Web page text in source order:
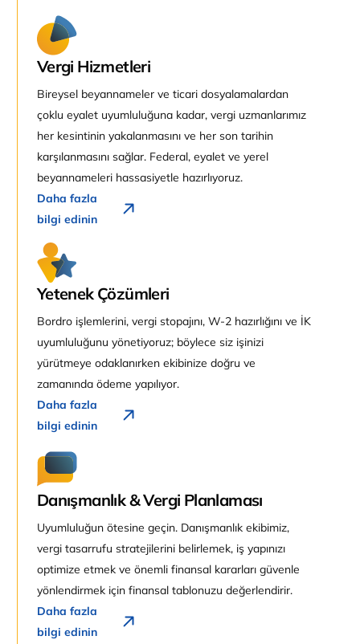
Vergi Hizmetleri
Bireysel beyannameler ve ticari dosyalamalardan
çoklu eyalet uyumluluğuna kadar, vergi uzmanlarımız
her kesintinin yakalanmasını ve her son tarihin
karşılanmasını sağlar. Federal, eyalet ve yerel
beyannameleri hassasiyetle hazırlıyoruz.
Daha fazla
bilgi edinin
Yetenek Çözümleri
Bordro işlemlerini, vergi stopajını, W-2 hazırlığını ve İK
uyumluluğunu yönetiyoruz; böylece siz işinizi
yürütmeye odaklanırken ekibinize doğru ve
zamanında ödeme yapılıyor.
Daha fazla
bilgi edinin
Danışmanlık & Vergi Planlaması
Uyumluluğun ötesine geçin. Danışmanlık ekibimiz,
vergi tasarrufu stratejilerini belirlemek, iş yapınızı
optimize etmek ve önemli finansal kararları güvenle
yönlendirmek için finansal tablonuzu değerlendirir.
Daha fazla
bilgi edinin